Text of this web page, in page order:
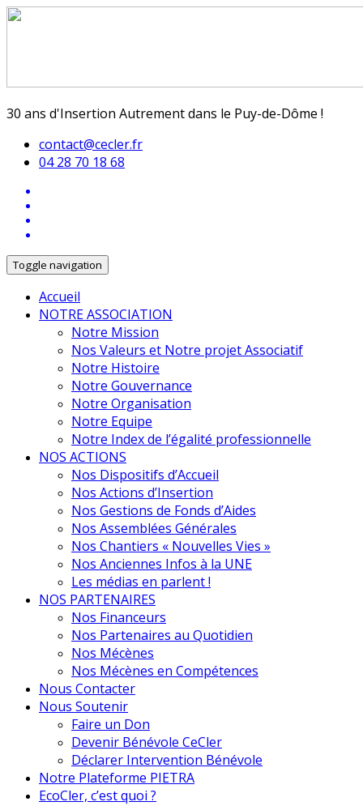
30 ans d'Insertion Autrement dans le Puy-de-Dôme !
contact@cecler.fr
04 28 70 18 68
Toggle navigation
Accueil
NOTRE ASSOCIATION
Notre Mission
Nos Valeurs et Notre projet Associatif
Notre Histoire
Notre Gouvernance
Notre Organisation
Notre Equipe
Notre Index de l’égalité professionnelle
NOS ACTIONS
Nos Dispositifs d’Accueil
Nos Actions d’Insertion
Nos Gestions de Fonds d’Aides
Nos Assemblées Générales
Nos Chantiers « Nouvelles Vies »
Nos Anciennes Infos à la UNE
Les médias en parlent !
NOS PARTENAIRES
Nos Financeurs
Nos Partenaires au Quotidien
Nos Mécènes
Nos Mécènes en Compétences
Nous Contacter
Nous Soutenir
Faire un Don
Devenir Bénévole CeCler
Déclarer Intervention Bénévole
Notre Plateforme PIETRA
EcoCler, c’est quoi ?